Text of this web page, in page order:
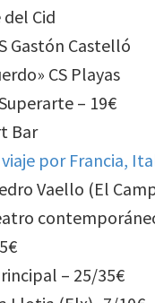
Cid
Gastón Castelló
CS Playas
– 19€
Bar
por Francia,
Vaello (El
– 25/35€